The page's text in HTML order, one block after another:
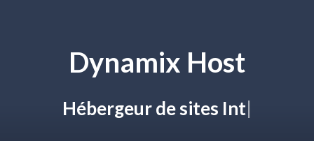
Dynamix Host
Hébergeur|